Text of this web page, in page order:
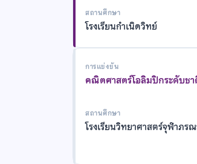
สถานศึกษา
โรงเรียนกำเนิดวิทย์
การแข่งขัน
คณิตศาสตร์โอลิมปิกระดับช
สถานศึกษา
โรงเรียนวิทยาศาสตร์จุฬาภร